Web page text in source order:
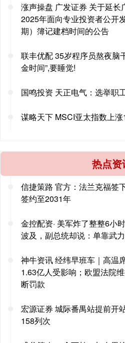
涨声操盘 广发证券 关于延长
2025年面向专业投资者公开
期）簿记建档时间的公告
联丰优配 35岁程序员熬夜脑
金时间”,要睡觉!
国鸣投资 天正电气：选举职
谋略天下 MSCI亚太指数上
热点资
信捷策路 官方：法兰克福签
签约至2031年
金控配资· 美军炸了整整6小
波及，副总统却说：单靠武
神牛资讯 经纬早班车｜高温
1.63亿人受影响；欧盟法院
断罚款
宏源证券 城际番禺站提前开
158列次